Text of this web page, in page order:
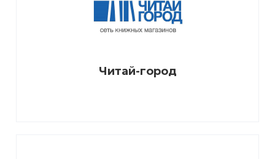
Читай-город